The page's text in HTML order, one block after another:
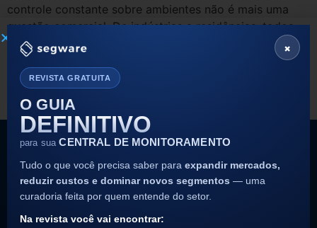
controle constante sobre ambientes não é mais uma
questão comercial. De indústrias a residências, todos
buscam soluções para garantirem a segurança. Para
isso, a praticidade de um aplicativo de segurança se
torna uma grande vantagem. O aplicativo Segware My
automação e […]
Siga nossas redes sociais
×
REVISTA GRATUITA
O GUIA
DEFINITIVO
para sua CENTRAL DE MONITORAMENTO
Tudo o que você precisa saber para expandir mercados,
reduzir custos e dominar novos segmentos — uma
curadoria feita por quem entende do setor.
Na revista você vai encontrar: